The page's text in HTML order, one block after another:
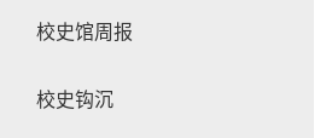
校史馆周报
校史钩沉